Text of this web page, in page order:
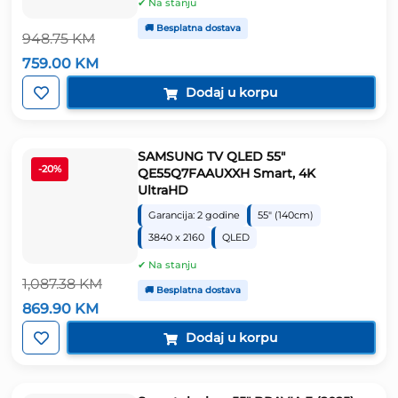
948.75KM
Izvorna
cijena
bila
je:
759.00 KM
cijena
759.00 KM.
✔ Na stanju
🚚 Besplatna dostava
Dodaj u korpu
-20%
1,087.38KM
Izvorna
cijena
bila
je:
869.90 KM
Trenutna
cijena
869.90 KM.
SAMSUNG TV QLED 55″
QE55Q7FAAUXXH Smart, 4K
UltraHD
Garancija: 2 godine
55" (140cm)
3840 x 2160
QLED
✔ Na stanju
🚚 Besplatna dostava
Dodaj u korpu